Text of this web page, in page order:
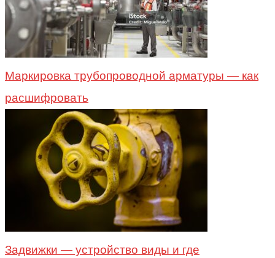
Маркировка трубопроводной арматуры — как
расшифровать
Задвижки — устройство виды и где